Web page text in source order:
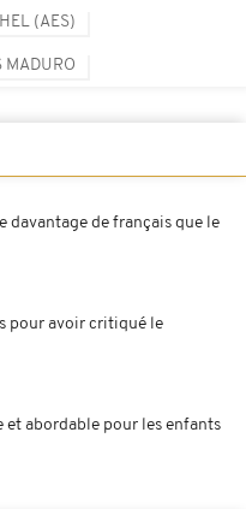
(AES)
MADURO
davantage de français que le
pour avoir critiqué le
abordable pour les enfants